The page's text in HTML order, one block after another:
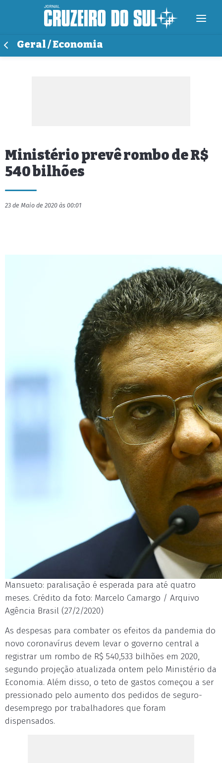
Geral / Economia
Ministério prevê rombo de R$
540 bilhões
23 de Maio de 2020 às 00:01
Mansueto: paralisação é esperada para até quatro
meses. Crédito da foto: Marcelo Camargo / Arquivo
Agência Brasil (27/2/2020)
As despesas para combater os efeitos da pandemia do
novo coronavírus devem levar o governo central a
registrar um rombo de R$ 540,533 bilhões em 2020,
segundo projeção atualizada ontem pelo Ministério da
Economia. Além disso, o teto de gastos começou a ser
pressionado pelo aumento dos pedidos de seguro-
desemprego por trabalhadores que foram
dispensados.